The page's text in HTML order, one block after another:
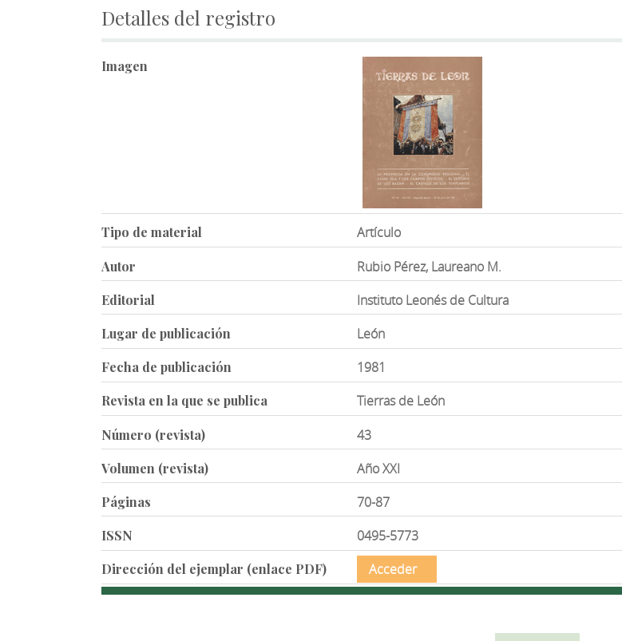
Detalles del registro
Imagen
Tipo de material Artículo
Autor Rubio Pérez, Laureano M.
Editorial Instituto Leonés de Cultura
Lugar de publicación León
Fecha de publicación 1981
Revista en la que se publica Tierras de León
Número (revista) 43
Volumen (revista) Año XXI
Páginas 70-87
ISSN 0495-5773
Dirección del ejemplar (enlace PDF) Acceder